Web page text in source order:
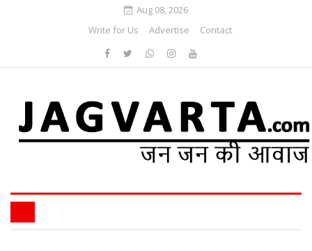
Aug 08, 2026
Write for Us
Advertise Contact